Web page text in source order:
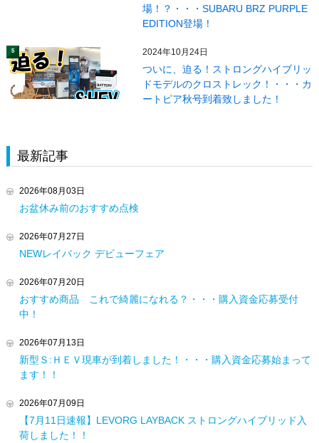
場！？・・・SUBARU BRZ PURPLE
EDITION登場！
5 2024年10月24日
ついに、迫る！ストロングハイブリッ
ドモデルのクロストレック！・・・カ
ートピア秋号到着致しました！
最新記事
2026年08月03日
お盆休み前のおすすめ点検
2026年07月27日
NEWレイバック デビューフェア
2026年07月20日
おすすめ商品 これで綺麗になれる？・・・購入資金応募受付
中！
2026年07月13日
新型Ｓ:ＨＥＶ現車が到着しました！・・・購入資金応募始まって
ます！！
2026年07月09日
【7月11日速報】LEVORG LAYBACK ストロングハイブリッド入
荷しました！！